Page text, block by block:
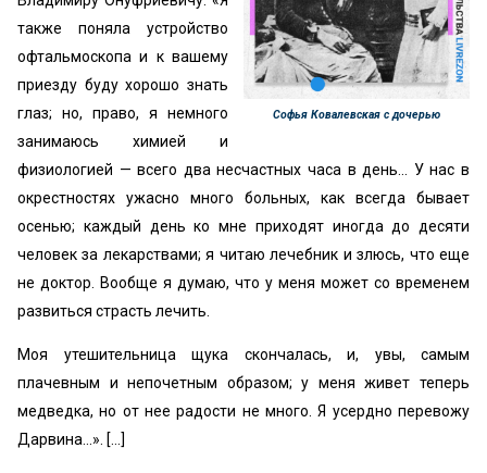
Софья Ковалевская с дочерью
также поняла устройство
офтальмоско­па и к вашему
приезду буду хорошо знать
глаз; но, право, я немного
занимаюсь химией и
физиологией — всего два несчастных часа в день... У нас в
окрестностях ужасно много больных, как всегда бывает
осенью; каж­дый день ко мне приходят иногда до десяти
человек за лекарствами; я читаю лечебник и злюсь, что еще
не док­тор. Вообще я думаю, что у меня может со временем
развиться страсть лечить.
Моя утешительница щука скончалась, и, увы, самым
плачевным и непочетным образом; у меня живет теперь
медведка, но от нее радости не много. Я усердно перевожу
Дарвина...». […]